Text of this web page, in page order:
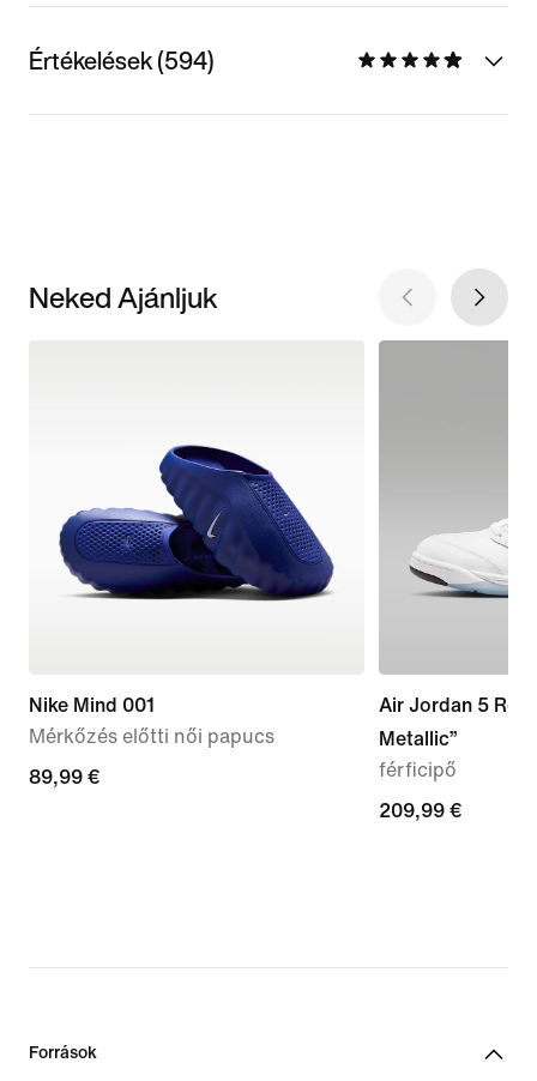
Értékelések (594)
Neked Ajánljuk
Nike Mind 001
Mérkőzés előtti női papucs
89,99
89,99 €
Air Jordan 5
Metallic”
férficipő
209,99
209,99 €
Források